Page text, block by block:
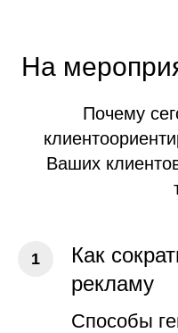
На
Почему
Ваших
Как
рекламу
Способы